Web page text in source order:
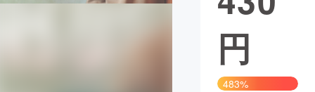
CAMPFIRE Creation
円
483%